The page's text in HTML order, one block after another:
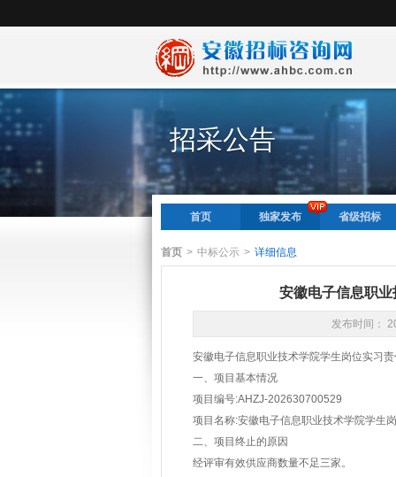
招采公告
首页 独家发布 省级招标
首页 > 中标公示 > 详细信息
安徽电子信息职
发布时间：
安徽电子信息职业技术学院学生岗位实习
一、项目基本情况
项目编号:AHZJ-202630700529
项目名称:安徽电子信息职业技术学院学生
二、项目终止的原因
经评审有效供应商数量不足三家。